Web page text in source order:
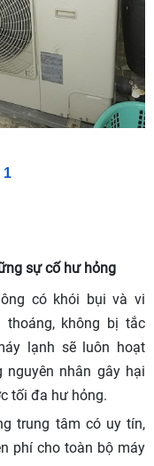
1
sự cố hư hỏng
có khói bụi và vi
không bị tắc
lạnh sẽ luôn hoạt
nhân gây hại
tối đa hư hỏng.
trung tâm có uy tín,
phí cho toàn bộ máy